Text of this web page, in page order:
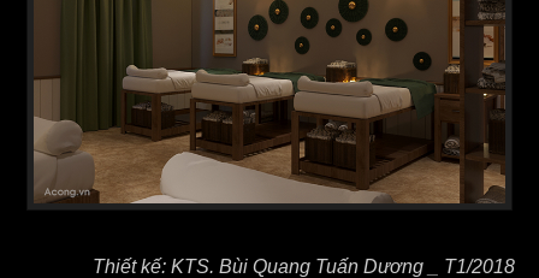
Thiết kế: KTS. Bùi Quang Tuấn Dương _ T1/2018